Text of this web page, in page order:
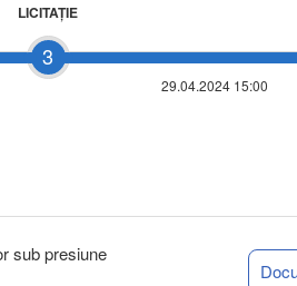
3
LICITAŢIE
29.04.2024 15:00
sub presiune